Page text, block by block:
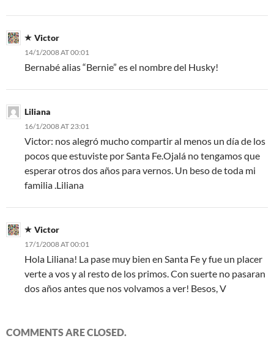
Victor
14/1/2008 AT 00:01
Bernabé alias “Bernie” es el nombre del Husky!
Liliana
16/1/2008 AT 23:01
Victor: nos alegró mucho compartir al menos un día de los
pocos que estuviste por Santa Fe.Ojalá no tengamos que
esperar otros dos años para vernos. Un beso de toda mi
familia .Liliana
Victor
17/1/2008 AT 00:01
Hola Liliana! La pase muy bien en Santa Fe y fue un placer
verte a vos y al resto de los primos. Con suerte no pasaran
dos años antes que nos volvamos a ver! Besos, V
COMMENTS ARE CLOSED.